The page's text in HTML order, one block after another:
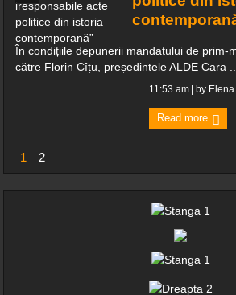
În condițiile depunerii mandatului de prim-
către Florin Cîțu, președintele ALDE Cara
11:53 am | by
Read more
1 2